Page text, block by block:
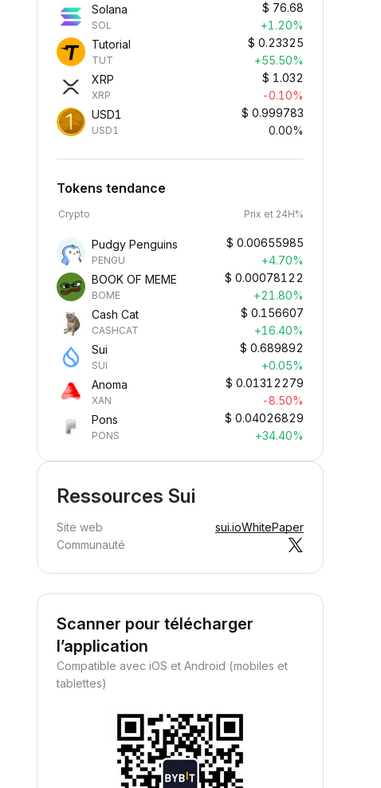
Gagnez des cryptos
passivement
Gagnez des récompenses
vos fonds et regardez-les
Solana
SOL
$ 76.68
+1.20%
Tutorial
TUT
$ 0.23325
+55.50%
XRP
XRP
$ 1.032
-0.10%
USD1
USD1
$ 0.999783
0.00%
Tokens tendance
Crypto Prix et 24H%
Pudgy Penguins
PENGU
$ 0.00655985
+4.70%
BOOK OF MEME
BOME
$ 0.00078122
+21.80%
Cash Cat
CASHCAT
$ 0.156607
+16.40%
Sui
SUI
$ 0.689892
+0.05%
Anoma
XAN
$ 0.01312279
-8.50%
Pons
PONS
$ 0.04026829
+34.40%
Ressources Sui
Site web sui.ioWhitePaper
Communauté
Scanner pour télécharger
l’application
Compatible avec iOS et Android (mobiles et
tablettes)